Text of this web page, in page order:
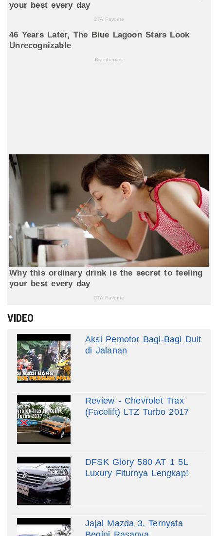
VIDEO
Aksi Pemotor Bagi-Bagi Duit
di Jalanan
Review - Chevrolet Trax
(Facelift) LTZ Turbo 2017
DFSK Glory 580 AT 1 5L
Luxury Fiturnya Lengkap!
Jajal Mazda 3, Ternyata